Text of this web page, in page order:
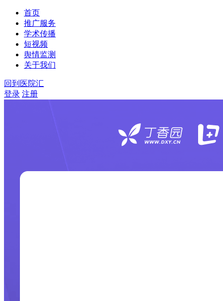
首页
推广服务
学术传播
短视频
舆情监测
关于我们
回到医院汇
登录 注册